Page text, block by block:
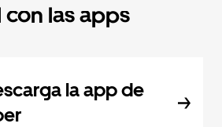
con las apps
la app de